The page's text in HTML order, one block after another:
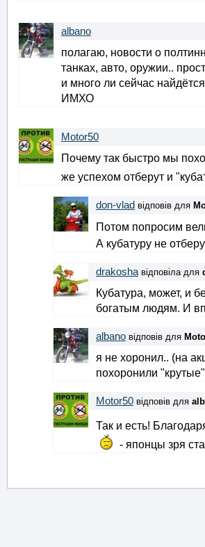
albano
полагаю, новости о
танках, авто, оружии..
и много ли сейчас
ИМХО
Motor50
Почему так быстро мы
же успехом отберут и
don-vlad відповів для
Потом попросим
А кубатуру не
drakoshaвідповіла для
Кубатура, может, и
богатым людям. И
albano відповів для
я не хоронил.. (на
похоронили
Motor50 відповів для
Так и есть!
- японцы зря